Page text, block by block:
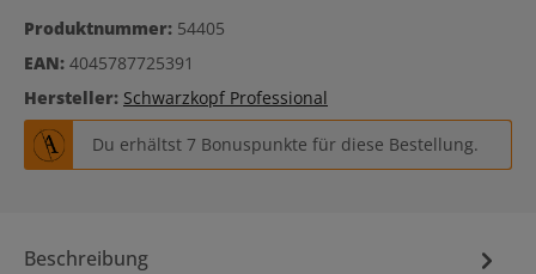
Produktnummer: 54405
EAN: 4045787725391
Hersteller: Schwarzkopf Professional
Du erhältst 7 Bonuspunkte für diese Bestellung.
Beschreibung